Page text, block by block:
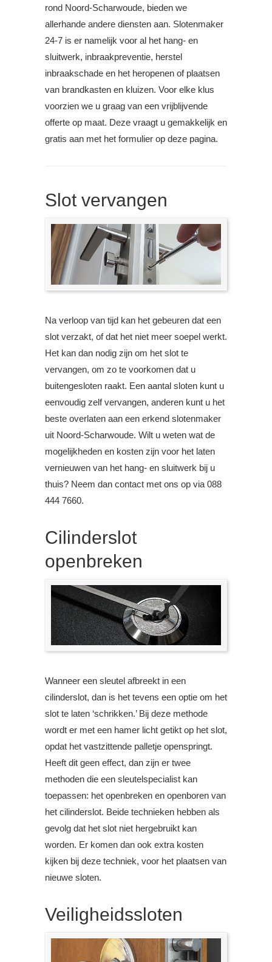
rond Noord-Scharwoude, bieden we
allerhande andere diensten aan. Slotenmaker
24-7 is er namelijk voor al het hang- en
sluitwerk, inbraakpreventie, herstel
inbraakschade en het heropenen of plaatsen
van brandkasten en kluizen. Voor elke klus
voorzien we u graag van een vrijblijvende
offerte op maat. Deze vraagt u gemakkelijk en
gratis aan met het formulier op deze pagina.
Slot vervangen
Na verloop van tijd kan het gebeuren dat een
slot verzakt, of dat het niet meer soepel werkt.
Het kan dan nodig zijn om het slot te
vervangen, om zo te voorkomen dat u
buitengesloten raakt. Een aantal sloten kunt u
eenvoudig zelf vervangen, anderen kunt u het
beste overlaten aan een erkend slotenmaker
uit Noord-Scharwoude. Wilt u weten wat de
mogelijkheden en kosten zijn voor het laten
vernieuwen van het hang- en sluitwerk bij u
thuis? Neem dan contact met ons op via 088
444 7660.
Cilinderslot
openbreken
Wanneer een sleutel afbreekt in een
cilinderslot, dan is het tevens een optie om het
slot te laten ‘schrikken.’ Bij deze methode
wordt er met een hamer licht getikt op het slot,
opdat het vastzittende palletje openspringt.
Heeft dit geen effect, dan zijn er twee
methoden die een sleutelspecialist kan
toepassen: het openbreken en openboren van
het cilinderslot. Beide technieken hebben als
gevolg dat het slot niet hergebruikt kan
worden. Er komen dan ook extra kosten
kijken bij deze techniek, voor het plaatsen van
nieuwe sloten.
Veiligheidssloten